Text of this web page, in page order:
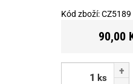
Kód zboží:CZ5189
90,00
ks